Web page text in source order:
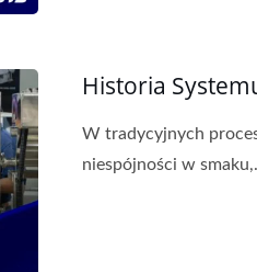
Historia
W tradycyjnych
niespójności w